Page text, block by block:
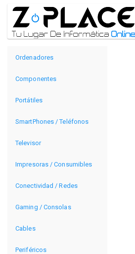
Ordenadores
Componentes
Portátiles
SmartPhones / Teléfonos
Televisor
Impresoras / Consumibles
Conectividad / Redes
Gaming / Consolas
Cables
Periféricos